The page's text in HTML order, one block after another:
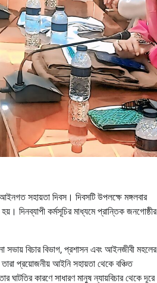
সহায়তা দিবস। দিবসটি উপলক্ষে মঙ্গলবার
দিনব্যাপী কর্মসূচির মাধ্যমে প্রান্তিক জনগোষ্ঠীর
বিচার বিভাগ, প্রশাসন এবং আইনজীবী মহলের
প্রয়োজনীয় আইনি সহায়তা থেকে বঞ্চিত
কারণে সাধারণ মানুষ ন্যায়বিচার থেকে দূরে